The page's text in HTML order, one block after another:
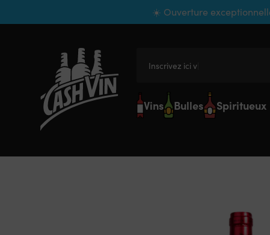
☀️ Ouverture
Inscrivez ici votr
Vins Bulles Spiritueux